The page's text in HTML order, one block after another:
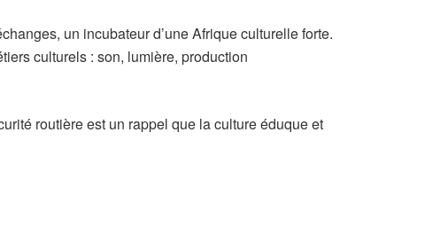
un incubateur d’une Afrique culturelle forte.
culturels : son, lumière, production
routière est un rappel que la culture éduque et